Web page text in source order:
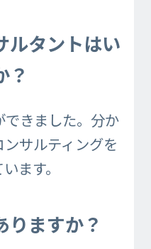
ルタントはい
？
できました。分か
サルティングを
ます。
りますか？